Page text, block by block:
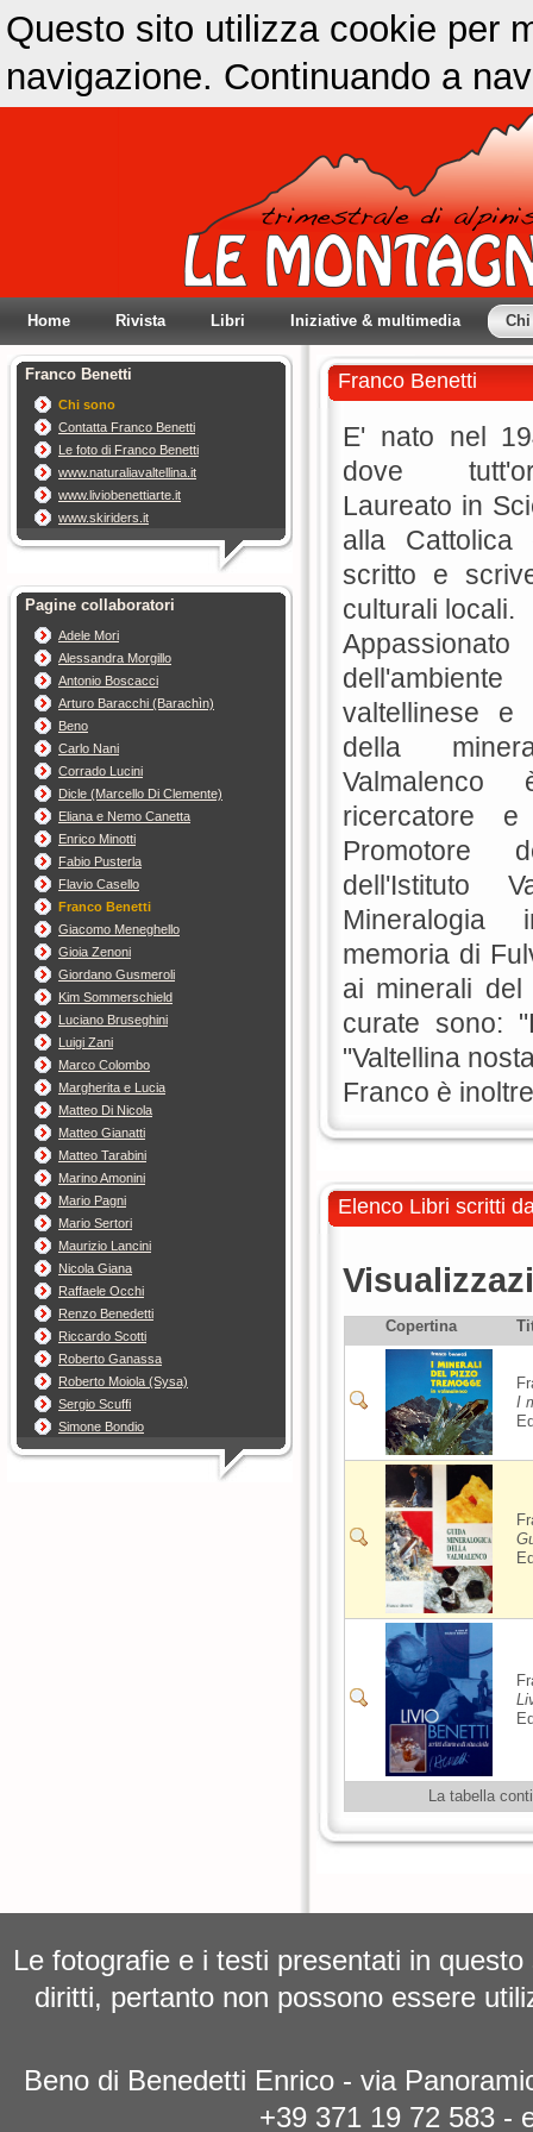
Questo sito utilizza cookie per
navigazione. Continuando a
Home Rivista Libri Iniziative & multimedia
Franco Benetti
Chi sono
Contatta Franco Benetti
Le foto di Franco Benetti
www.naturaliavaltellina.it
www.liviobenettiarte.it
www.skiriders.it
Pagine collaboratori
Adele Mori
Alessandra Morgillo
Antonio Boscacci
Arturo Baracchi (Barachìn)
Beno
Carlo Nani
Corrado Lucini
Dicle (Marcello Di Clemente)
Eliana e Nemo Canetta
Enrico Minotti
Fabio Pusterla
Flavio Casello
Franco Benetti
Giacomo Meneghello
Gioia Zenoni
Giordano Gusmeroli
Kim Sommerschield
Luciano Bruseghini
Luigi Zani
Marco Colombo
Margherita e Lucia
Matteo Di Nicola
Matteo Gianatti
Matteo Tarabini
Marino Amonini
Mario Pagni
Mario Sertori
Maurizio Lancini
Nicola Giana
Raffaele Occhi
Renzo Benedetti
Riccardo Scotti
Roberto Ganassa
Roberto Moiola (Sysa)
Sergio Scuffi
Simone Bondio
Franco Benetti
E' nato nel
dove
Laureato in
alla
scritto e
culturali locali.
valtellinese e
della
ricercatore e
Promotore
dell'Istituto
Mineralogia
memoria di
ai minerali del
curate sono:
"Valtellina
Franco è
Elenco Libri scritti
Copertina
I
La tabella
Le fotografie e i testi presentati in
diritti, pertanto non possono essere
Beno di Benedetti Enrico - via
+39 371 19 72 583 -